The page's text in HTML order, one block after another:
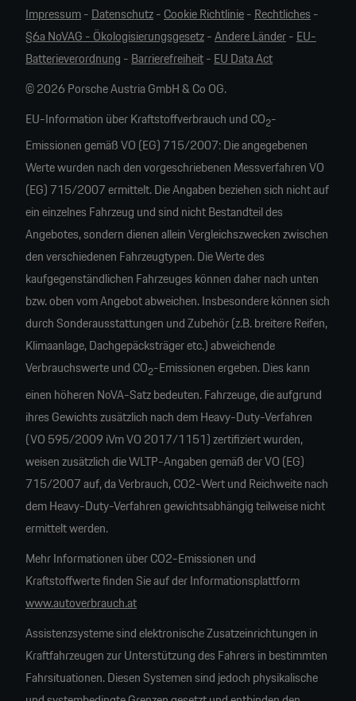
Impressum-Datenschutz-Cookie Richtlinie-Rechtliches-
§6a NoVAG - Ökologisierungsgesetz-Andere Länder-EU-
Batterieverordnung -Barrierefreiheit-EU Data Act
© 2026 Porsche Austria GmbH & Co OG.
EU-Information über Kraftstoffverbrauch und CO2-
Emissionen gemäß VO (EG) 715/2007: Die angegebenen
Werte wurden nach den vorgeschriebenen Messverfahren VO
(EG) 715/2007 ermittelt. Die Angaben beziehen sich nicht auf
ein einzelnes Fahrzeug und sind nicht Bestandteil des
Angebotes, sondern dienen allein Vergleichszwecken zwischen
den verschiedenen Fahrzeugtypen. Die Werte des
kaufgegenständlichen Fahrzeuges können daher nach unten
bzw. oben vom Angebot abweichen. Insbesondere können sich
durch Sonderausstattungen und Zubehör (z.B. breitere Reifen,
Klimaanlage, Dachgepäcksträger etc.) abweichende
Verbrauchswerte und CO2-Emissionen ergeben. Dies kann
einen höheren NoVA-Satz bedeuten. Fahrzeuge, die aufgrund
ihres Gewichts zusätzlich nach dem Heavy-Duty-Verfahren
(VO 595/2009 iVm VO 2017/1151) zertifiziert wurden,
weisen zusätzlich die WLTP-Angaben gemäß der VO (EG)
715/2007 auf, da Verbrauch, CO2-Wert und Reichweite nach
dem Heavy-Duty-Verfahren gewichtsabhängig teilweise nicht
ermittelt werden.
Mehr Informationen über CO2-Emissionen und
Kraftstoffwerte finden Sie auf der Informationsplattform
www.autoverbrauch.at
Assistenzsysteme sind elektronische Zusatzeinrichtungen in
Kraftfahrzeugen zur Unterstützung des Fahrers in bestimmten
Fahrsituationen. Diesen Systemen sind jedoch physikalische